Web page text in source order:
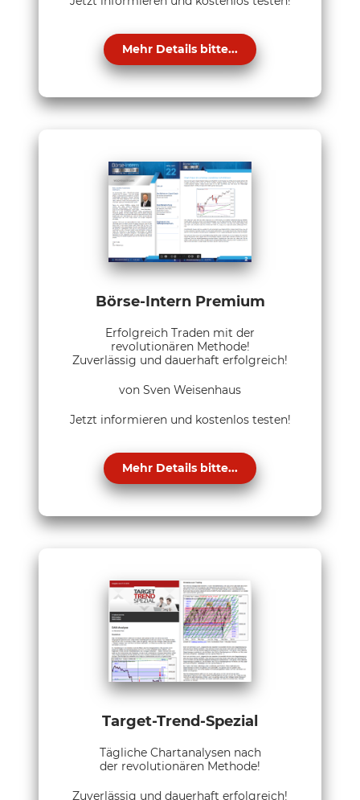
Mehr Details bitte...
Börse-Intern Premium
Erfolgreich Traden mit der
revolutionären Methode!
Zuverlässig und dauerhaft erfolgreich!
von Sven Weisenhaus
Jetzt informieren und kostenlos testen!
Mehr Details bitte...
Target-Trend-Spezial
Tägliche Chartanalysen nach
der revolutionären Methode!
Zuverlässig und dauerhaft erfolgreich!